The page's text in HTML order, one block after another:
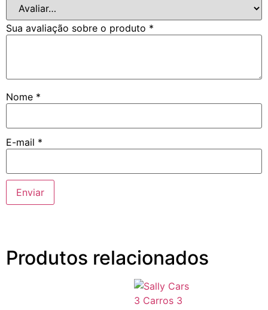
Sua avaliação sobre o produto *
Nome *
E-mail *
Produtos relacionados